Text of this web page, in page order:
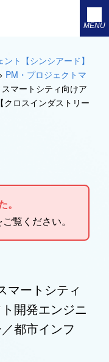
MENU
ト【シンシアード】
PM・プロジェクトマ
マートシティ向けア
クロスインダストリー
ご覧ください。
マートシティ
開発エンジニ
都市インフ